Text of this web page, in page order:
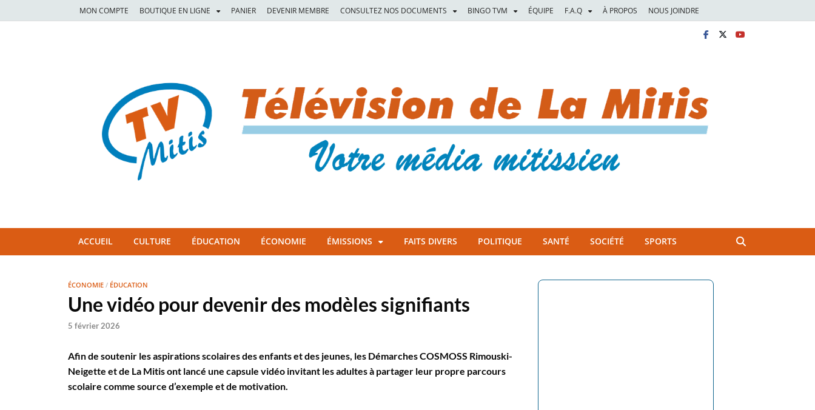
MON COMPTE BOUTIQUE EN LIGNE PANIER DEVENIR MEMBRE CONSULTEZ NOS DOCUMENTS BINGO TVM ÉQUIPE F.A.Q À PROPOS NOUS JOINDRE
TVM
ACCUEIL CULTURE ÉDUCATION ÉCONOMIE ÉMISSIONS FAITS DIVERS POLITIQUE SANTÉ SOCIÉTÉ SPORTS
ÉCONOMIE / ÉDUCATION
Une vidéo pour devenir des modèles signifiants
5 février 2026
Afin de soutenir les aspirations scolaires des enfants et des jeunes, les Démarches COSMOSS Rimouski-
Neigette et de La Mitis ont lancé une capsule vidéo invitant les adultes à partager leur propre parcours
scolaire comme source d’exemple et de motivation.